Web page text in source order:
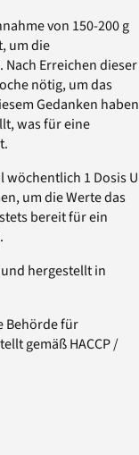
von 150-200 g
um die
Erreichen dieser
nötig, um das
Gedanken haben
was für eine
1 Dosis U
um die Werte das
bereit für ein
hergestellt in
Behörde für
gemäß HACCP /